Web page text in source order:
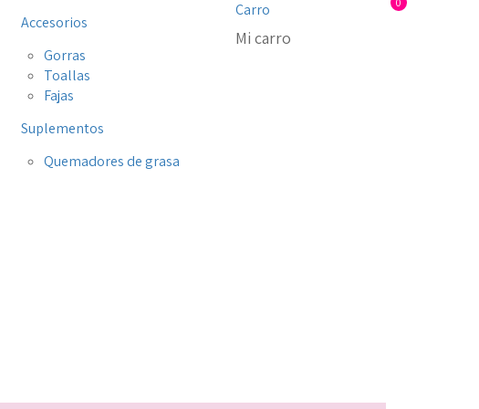
Accesorios
Gorras
Toallas
Fajas
Suplementos
Quemadores de grasa
Carro
Mi carro